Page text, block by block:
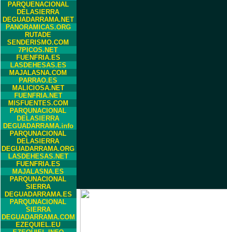
PARQUENACIONAL
DELASIERRA
DEGUADARRAMA.NET
PANORAMICAS.ORG
RUTADE
SENDERISMO.COM
7PICOS.NET
FUENFRIA.ES
LASDEHESAS.ES
MAJALASNA.COM
PARRAO.ES
MALICIOSA.NET
FUENFRIA.NET
MISFUENTES.COM
PARQUNACIONAL
DELASIERRA
DEGUADARRAMA.info
PARQUNACIONAL
DELASIERRA
DEGUADARRAMA.ORG
LASDEHESAS.NET
FUENFRIA.ES
MAJALASNA.ES
PARQUNACIONAL
SIERRA
DEGUADARRAMA.ES
PARQUNACIONAL
SIERRA
DEGUADARRAMA.COM
EZEQUIEL.EU